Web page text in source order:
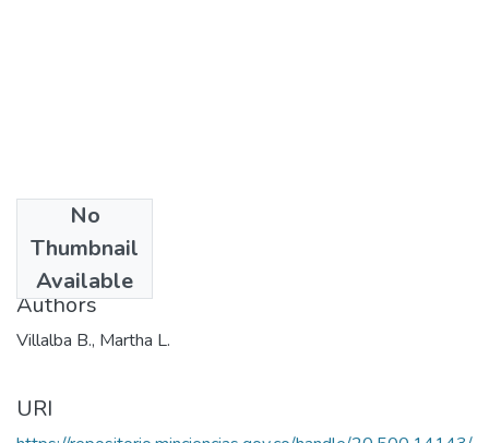
No
Thumbnail
Available
1991
Authors
Villalba B., Martha L.
URI